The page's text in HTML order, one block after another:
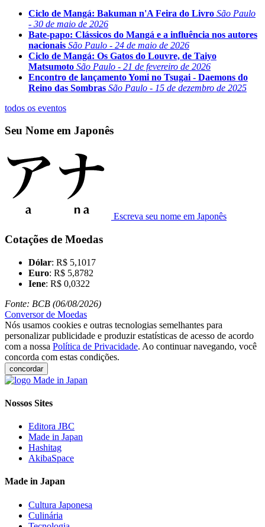
Ciclo de Mangá: Bakuman n'A Feira do Livro São Paulo
- 30 de maio de 2026
Bate-papo: Clássicos do Mangá e a influência nos autores
nacionais São Paulo - 24 de maio de 2026
Ciclo de Mangá: Os Gatos do Louvre, de Taiyo
Matsumoto São Paulo - 21 de fevereiro de 2026
Encontro de lançamento Yomi no Tsugai - Daemons do
Reino das Sombras São Paulo - 15 de dezembro de 2025
todos os eventos
Seu Nome em Japonês
Escreva seu nome em Japonês
Cotações de Moedas
Dólar: R$ 5,1017
Euro: R$ 5,8782
Iene: R$ 0,0322
Fonte: BCB (06/08/2026)
Conversor de Moedas
Nós usamos cookies e outras tecnologias semelhantes para
personalizar publicidade e produzir estatísticas de acesso de acordo
com a nossa Política de Privacidade. Ao continuar navegando, você
concorda com estas condições.
concordar
Nossos Sites
Editora JBC
Made in Japan
Hashitag
AkibaSpace
Made in Japan
Cultura Japonesa
Culinária